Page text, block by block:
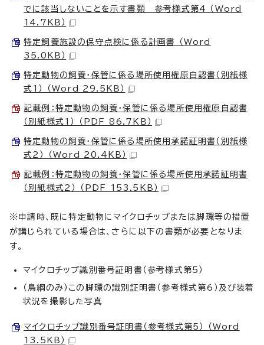
でに該当しないことを示す書類 参考様式第4 （Word
14.7KB）
特定飼養施設の保守点検に係る計画書 （Word
35.0KB）
特定動物の飼養・保管に係る場所使用権原自認書（別紙様
式1） （Word 29.5KB）
記載例：特定動物の飼養・保管に係る場所使用権原自認書
（別紙様式1） （PDF 86.7KB）
特定動物の飼養・保管に係る場所使用承諾証明書（別紙様
式2） （Word 20.4KB）
記載例：特定動物の飼養・保管に係る場所使用承諾証明書
（別紙様式2） （PDF 153.5KB）
※申請時、既に特定動物にマイクロチップまたは脚環等の措置
が講じられている場合は、さらに以下の書類が必要となりま
す。
マイクロチップ識別番号証明書（参考様式第5）
（鳥綱のみ）この脚環の識別証明書（参考様式第6）及び装着
状況を撮影した写真
マイクロチップ識別番号証明書（参考様式第5） （Word
13.5KB）